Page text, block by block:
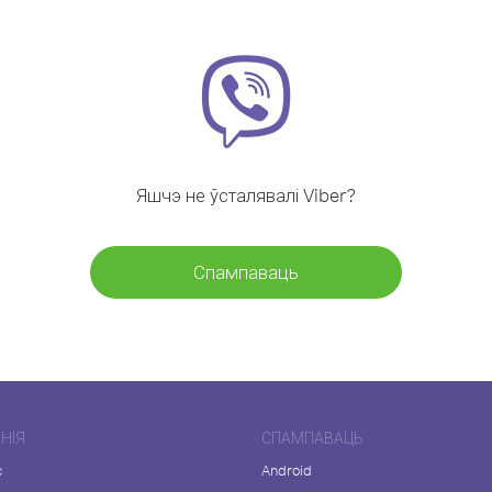
Яшчэ не ўсталявалі Viber?
Спампаваць
СПАМПАВАЦЬ
Android